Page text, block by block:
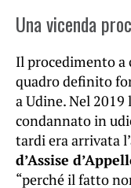
Una vicenda
Il procedimento a
quadro definito
a Udine. Nel
condannato in
tardi era arrivata
d’Assise
“perché il fatto